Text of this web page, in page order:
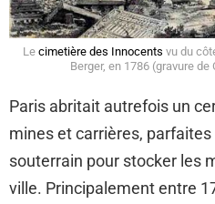
Le cimetière des Innocents vu du
Berger, en 1786 (gravure
Paris abritait autrefois un
mines et carrières,
souterrain pour stocker les
ville. Principalement entre